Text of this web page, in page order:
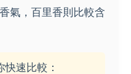
氣，百里香則比較含
速比較：